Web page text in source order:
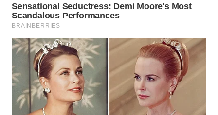
WN
INDRAMAYU
WN
KUNINGAN
WN
MAJALENGKA